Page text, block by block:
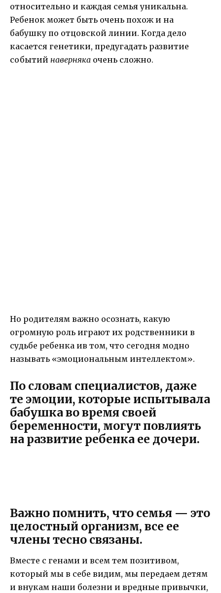
относительно и каждая семья уникальна.
Ребенок может быть очень похож и на
бабушку по отцовской линии. Когда дело
касается генетики, предугадать развитие
событий наверняка очень сложно.
Но родителям важно осознать, какую
огромную роль играют их родственники в
судьбе ребенка ив том, что сегодня модно
называть «эмоциональным интеллектом».
По словам специалистов, даже
те эмоции, которые испытывала
бабушка во время своей
беременности, могут повлиять
на развитие ребенка ее дочери.
Важно помнить, что семья — это
целостный организм, все ее
члены тесно связаны.
Вместе с генами и всем тем позитивом,
который мы в себе видим, мы передаем детям
и внукам наши болезни и вредные привычки,